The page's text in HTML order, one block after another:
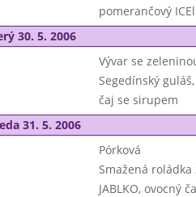
pomerančový
30. 5. 2006
Vývar se
Segedínský
čaj se sirupem
31. 5. 2006
Pórková
Smažená
JABLKO, ovocný